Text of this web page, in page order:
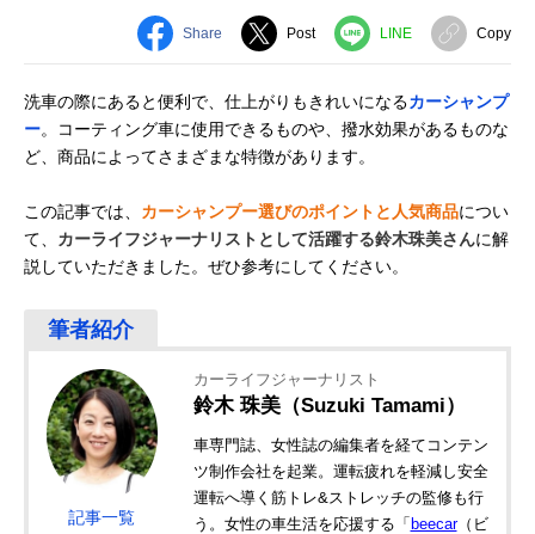
Share Post LINE Copy
洗車の際にあると便利で、仕上がりもきれいになるカーシャンプ
ー。コーティング車に使用できるものや、撥水効果があるものな
ど、商品によってさまざまな特徴があります。
この記事では、 カーシャンプー選びのポイントと人気商品につい
て、 カーライフジャーナリストとして活躍する鈴木珠美さんに解
説していただきました。ぜひ参考にしてください。
記事一覧
カーライフジャーナリスト
鈴木 珠美（Suzuki Tamami）
車専門誌、女性誌の編集者を経てコンテン
ツ制作会社を起業。運転疲れを軽減し安全
運転へ導く筋トレ&ストレッチの監修も行
う。女性の車生活を応援する「 beecar（ビ